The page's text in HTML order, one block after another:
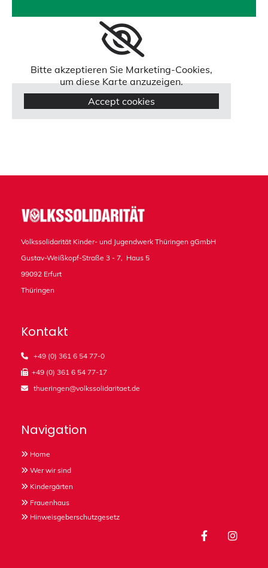
Bitte akzeptieren Sie Marketing-Cookies,
um diese Karte anzuzeigen.
Accept cookies
Volkssolidarität Kinder- und Jugendwerk Thüringen gGmbH
Gustav-Weißkopf-Straße 3 - 7, Haus 5
99092 Erfurt
Thüringen
Kontakt
 +49 (0) 361 6 54 77-0
 +49 (0) 361 6 54 77-17
 thueringen@volkssolidaritaet.de
Navigation
 Home
 Wer wir sind
 Kindergärten
 Frauenhaus
 Hinweisgeberschutzgesetz